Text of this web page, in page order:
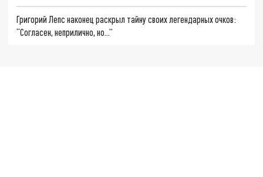
Григорий Лепс наконец раскрыл тайну своих легендарных очков:
“Согласен, неприлично, но...”